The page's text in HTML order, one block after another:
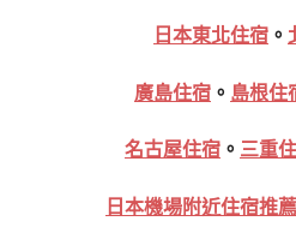
日本東北住宿 。
廣島住宿 。 島根住
名古屋住宿 。 三重
日本機場附近住宿推